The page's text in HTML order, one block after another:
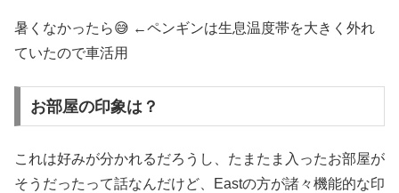
暑くなかったら😅 ←ペンギンは生息温度帯を大きく外れ
ていたので車活用
お部屋の印象は？
これは好みが分かれるだろうし、たまたま入ったお部屋が
そうだったって話なんだけど、Eastの方が諸々機能的な印